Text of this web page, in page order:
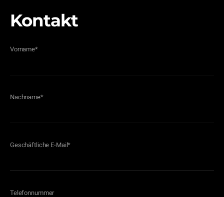
Kontakt
Vorname*
Nachname*
Geschäftliche E-Mail*
Telefonnummer